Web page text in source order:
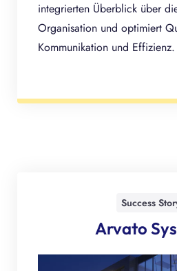
integrierten Überblick über
Organisation und optimiert
Kommunikation und Effizienz.
Success
Arvato